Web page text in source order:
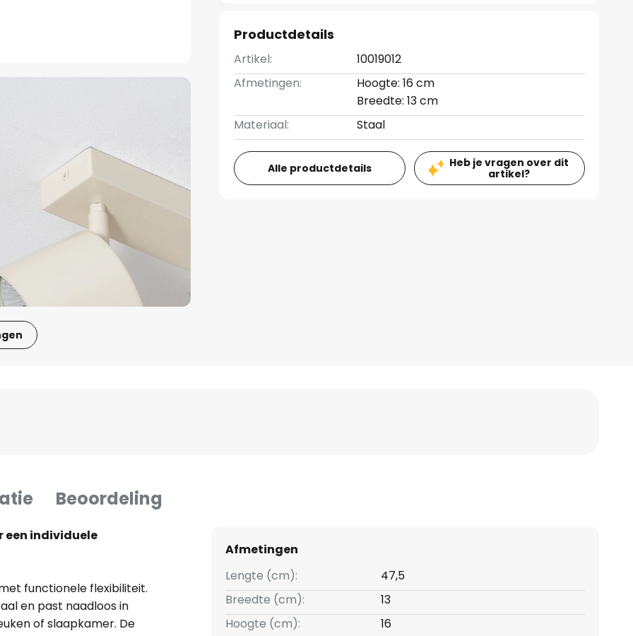
Productdetails
Artikel:
10019012
Afmetingen:
Hoogte: 16 cm
Breedte: 13 cm
Materiaal:
Staal
Alle productdetails
Heb je vragen over dit
artikel?
Beoordeling
een individuele
functionele flexibiliteit.
en past naadloos in
of slaapkamer. De
Afmetingen
Lengte (cm):
47,5
Breedte (cm):
13
Hoogte (cm):
16